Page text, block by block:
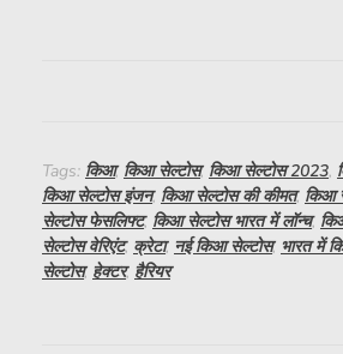
Tags: किआ, किआ सेल्टोस, किआ सेल्टोस 2023,
किआ सेल्टोस इंजन, किआ सेल्टोस की कीमत, किआ
सेल्टोस फेसलिफ्ट, किआ सेल्टोस भारत में लॉन्च,
सेल्टोस वेरिएंट, क्रेटा, नई किआ सेल्टोस, भारत में
सेल्टोस, हेक्टर, हैरियर